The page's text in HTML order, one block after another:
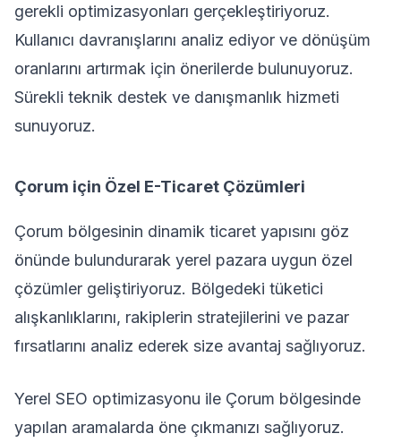
gerekli optimizasyonları gerçekleştiriyoruz.
Kullanıcı davranışlarını analiz ediyor ve dönüşüm
oranlarını artırmak için önerilerde bulunuyoruz.
Sürekli teknik destek ve danışmanlık hizmeti
sunuyoruz.
Çorum için Özel E-Ticaret Çözümleri
Çorum bölgesinin dinamik ticaret yapısını göz
önünde bulundurarak yerel pazara uygun özel
çözümler geliştiriyoruz. Bölgedeki tüketici
alışkanlıklarını, rakiplerin stratejilerini ve pazar
fırsatlarını analiz ederek size avantaj sağlıyoruz.
Yerel SEO optimizasyonu ile Çorum bölgesinde
yapılan aramalarda öne çıkmanızı sağlıyoruz.